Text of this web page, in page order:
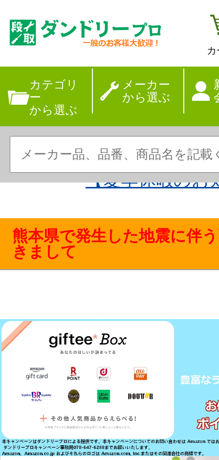
カテゴリ
ー
から選ぶ
メーカー
から選ぶ
【夏季休暇のお
熊本県で発生した地震に伴
きまして